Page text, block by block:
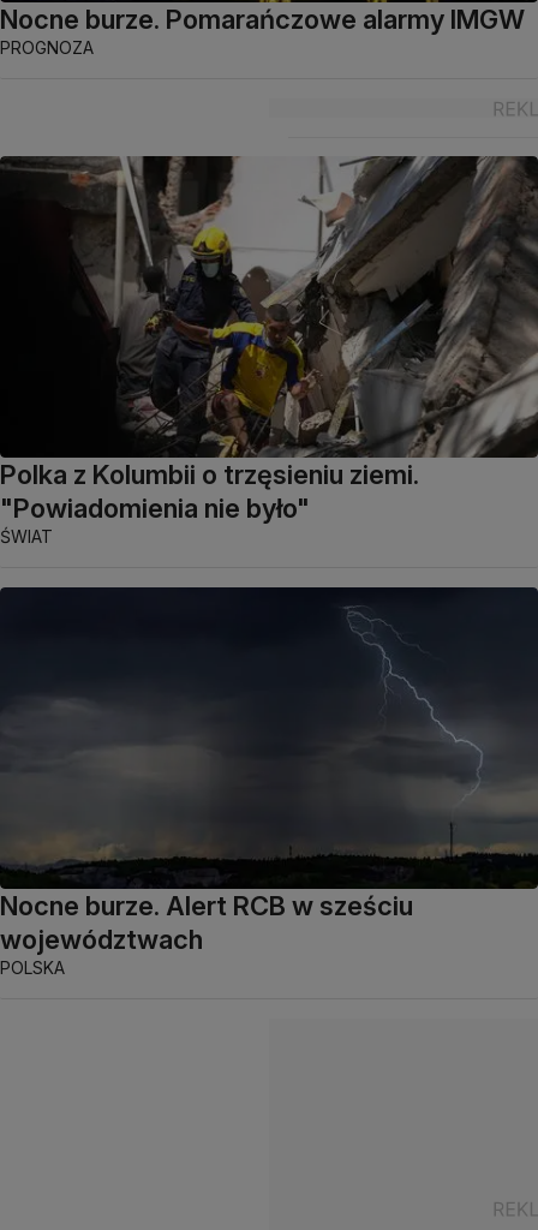
Nocne burze. Pomarańczowe alarmy IMGW
PROGNOZA
Polka z Kolumbii o trzęsieniu ziemi.
"Powiadomienia nie było"
ŚWIAT
Nocne burze. Alert RCB w sześciu
województwach
POLSKA